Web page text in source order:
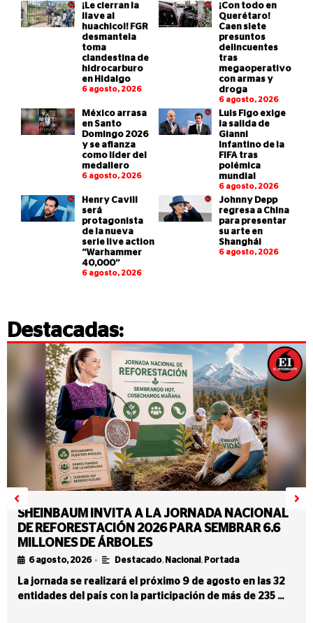
¡Le cierran la
llave al
huachicol! FGR
desmantela
toma
clandestina de
hidrocarburo
en Hidalgo
6 agosto, 2026
¡Con todo en
Querétaro!
Caen siete
presuntos
delincuentes
tras
megaoperativo
con armas y
droga
6 agosto, 2026
México arrasa
en Santo
Domingo 2026
y se afianza
como líder del
medallero
6 agosto, 2026
Luis Figo exige
la salida de
Gianni
Infantino de la
FIFA tras
polémica
mundial
6 agosto, 2026
Henry Cavill
será
protagonista
de la nueva
serie live action
“Warhammer
40,000”
6 agosto, 2026
Johnny Depp
regresa a China
para presentar
su arte en
Shanghái
6 agosto, 2026
Destacadas:
SHEINBAUM INVITA A LA JORNADA NACIONAL
DE REFORESTACIÓN 2026 PARA SEMBRAR 6.6
MILLONES DE ÁRBOLES
6 agosto, 2026 • Destacado, Nacional , Portada
La jornada se realizará el próximo 9 de agosto en las 32
entidades del país con la participación de más de 235 …